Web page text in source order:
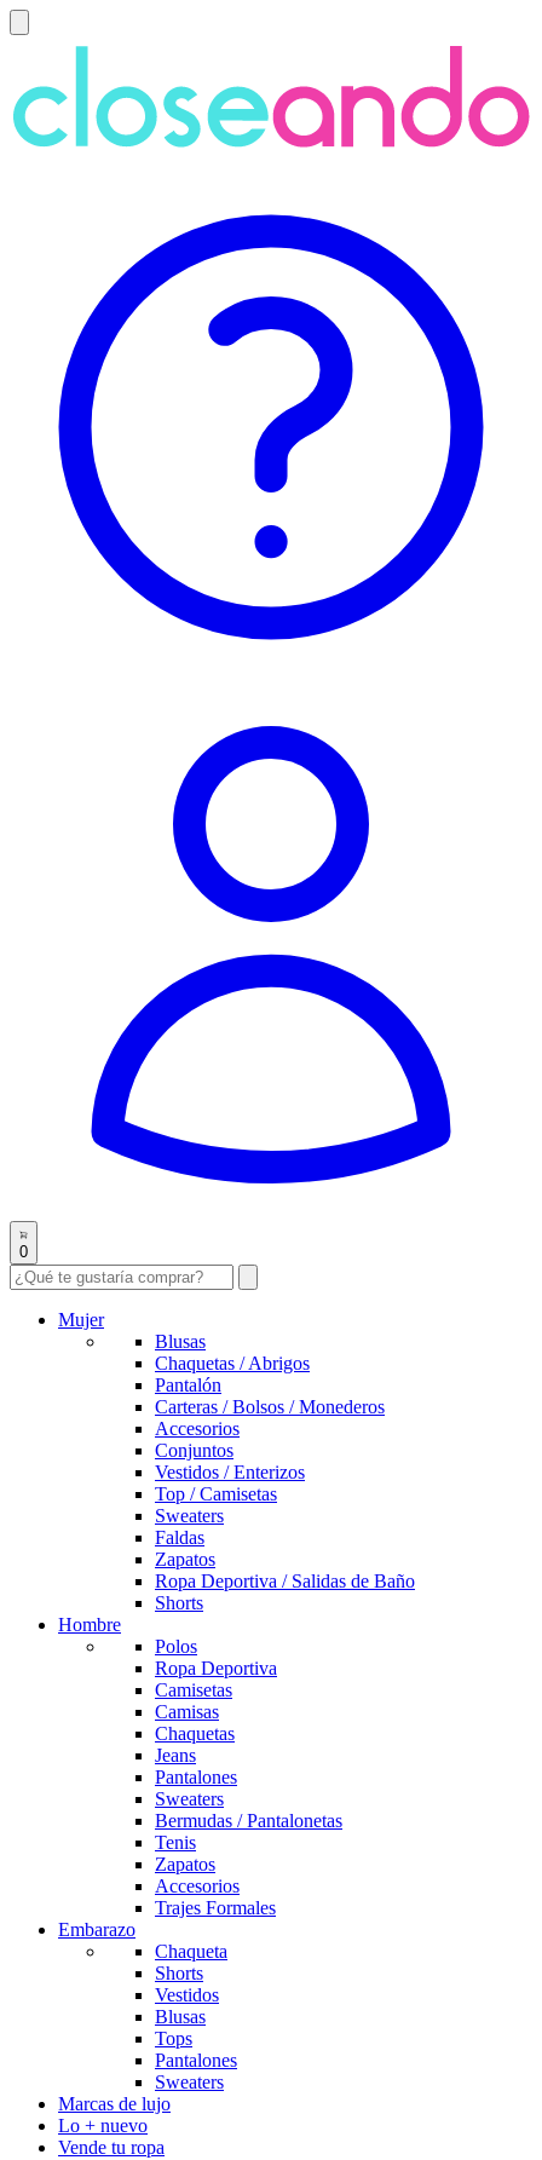
0
Mujer
Blusas
Chaquetas / Abrigos
Pantalón
Carteras / Bolsos / Monederos
Accesorios
Conjuntos
Vestidos / Enterizos
Top / Camisetas
Sweaters
Faldas
Zapatos
Ropa Deportiva / Salidas de Baño
Shorts
Hombre
Polos
Ropa Deportiva
Camisetas
Camisas
Chaquetas
Jeans
Pantalones
Sweaters
Bermudas / Pantalonetas
Tenis
Zapatos
Accesorios
Trajes Formales
Embarazo
Chaqueta
Shorts
Vestidos
Blusas
Tops
Pantalones
Sweaters
Marcas de lujo
Lo + nuevo
Vende tu ropa